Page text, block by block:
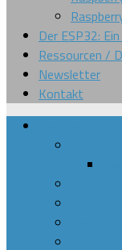
Der ESP32:
Ressourcen /
Newsletter
Kontakt